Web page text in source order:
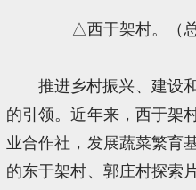
△西于架村。（
推进乡村振兴、建设
的引领。近年来，西于架
业合作社，发展蔬菜繁育
的东于架村、郭庄村探索